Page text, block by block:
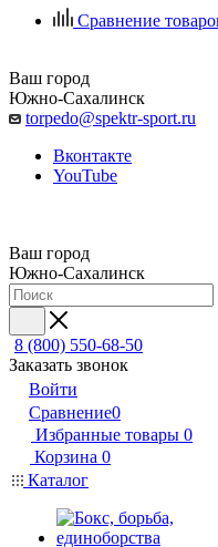
Сравнение
Ваш город
Южно-Сахалинск
torpedo@spektr-sport.ru
Вконтакте
YouTube
Ваш город
Южно-Сахалинск
8 (800) 550-68-50
Заказать звонок
Войти
Сравнение0
Избранные товары 0
Корзина 0
Каталог